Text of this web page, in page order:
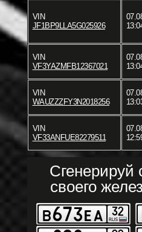
VIN
JF1BP9LLA5G025926
VIN
VF3YAZMFB12367021
VIN
WAUZZZFY3N2018256
VIN
VF33ANFUE82279511
Сгенерируй
своего